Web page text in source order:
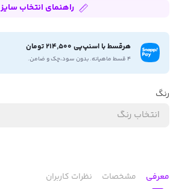
راهنمای انتخاب سایز
هرقسط با اسنپ‌پی 214,500 تومان
۴ قسط ماهیانه. بدون سود،چک و ضامن.
رنگ
انتخاب رنگ
معرفی مشخصات نظرات کاربران